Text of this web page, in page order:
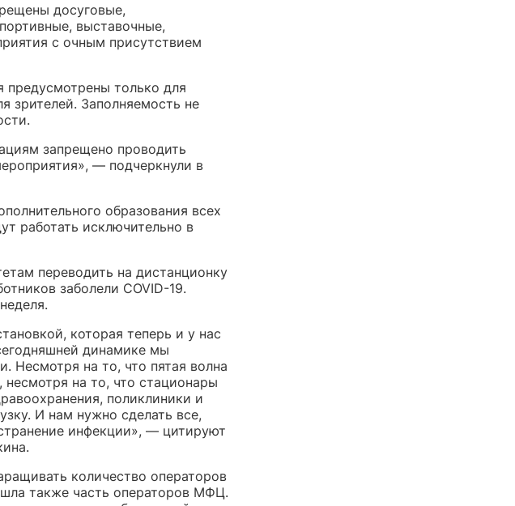
досуговые,
выставочные,
с очным присутствием
предусмотрены только для
зрителей. Заполняемость не
запрещено проводить
— подчеркнули в
образования всех
работать исключительно в
переводить на дистанционку
заболели COVID-19.
которая теперь и у нас
динамике мы
Несмотря на то, что пятая волна
на то, что стационары
поликлиники и
И нам нужно сделать все,
инфекции», — цитируют
количество операторов
также часть операторов МФЦ.